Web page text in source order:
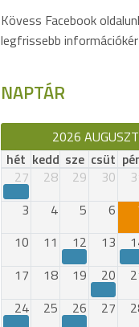
Kövess Facebook
legfrissebb
NAPTÁR
2026
hét kedd sze csüt
27
28 29 30
3
4 5 6
10
11 12 13
17
18 19 20
24
25 26 27